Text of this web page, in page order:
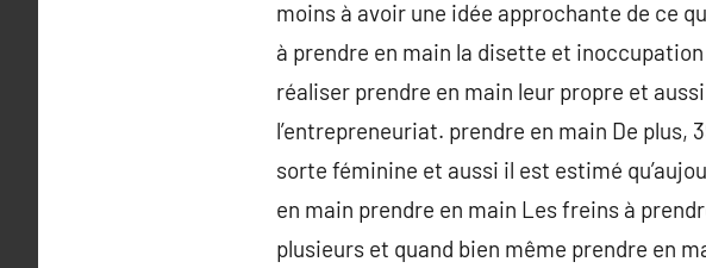
moins à avoir une idée approchante de ce
à prendre en main la disette et
réaliser prendre en main leur propre et
l’entrepreneuriat. prendre en main De plus,
sorte féminine et aussi il est estimé
en main prendre en main Les freins à
plusieurs et quand bien même prendre en